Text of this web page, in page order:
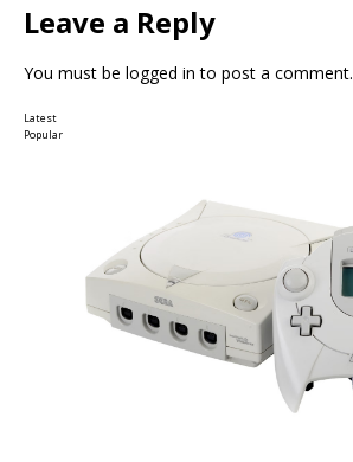
Leave a Reply
You must be logged in to post a comment.
Latest
Popular